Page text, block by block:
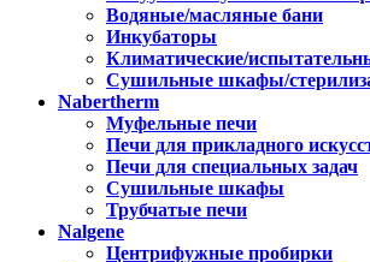
Водяные/масляные бани
Инкубаторы
Климатические/
Сушильные шкафы/
Nabertherm
Муфельные печи
Печи для прикладного
Печи для специальных задач
Сушильные шкафы
Трубчатые печи
Nalgene
Центрифужные пробирки